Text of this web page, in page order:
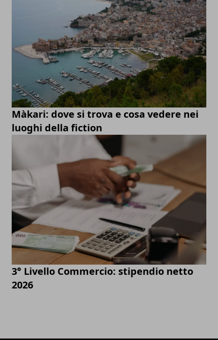
Màkari: dove si trova e cosa vedere nei
luoghi della fiction
3° Livello Commercio: stipendio netto
2026